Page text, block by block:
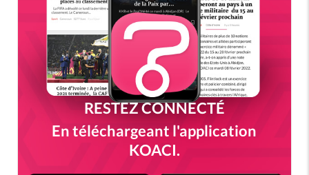
RESTEZ CONNECTÉ
En téléchargeant l'application
KOACI.